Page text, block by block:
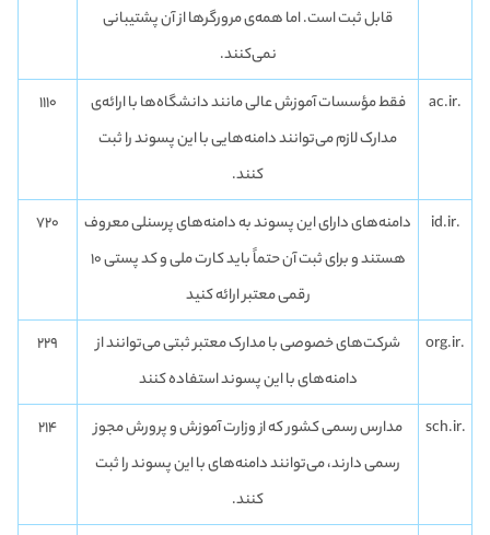
قابل ثبت است. اما همه‌ی مرورگرها از آن پشتیبانی
نمی‌کنند.
.ac.ir
فقط مؤسسات آموزش عالی مانند دانشگاه‌ها با ارائه‌ی
مدارک لازم می‌توانند دامنه‌هایی با این پسوند را ثبت
کنند.
۱۱۱۰
.id.ir
دامنه‌های دارای این پسوند به دامنه‌های پرسنلی معروف
هستند و برای ثبت آن حتماً باید کارت ملی و کد پستی ۱۰
رقمی معتبر ارائه کنید
۷۲۰
.org.ir
شرکت‌های خصوصی با مدارک معتبر ثبتی می‌توانند از
دامنه‌های با این پسوند استفاده کنند
۲۲۹
.sch.ir
مدارس رسمی کشور که از وزارت آموزش و پرورش مجوز
رسمی دارند، می‌توانند دامنه‌های با این پسوند را ثبت
کنند.
۲۱۴